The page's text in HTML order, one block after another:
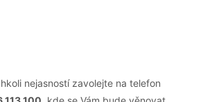
nejasností zavolejte na telefon